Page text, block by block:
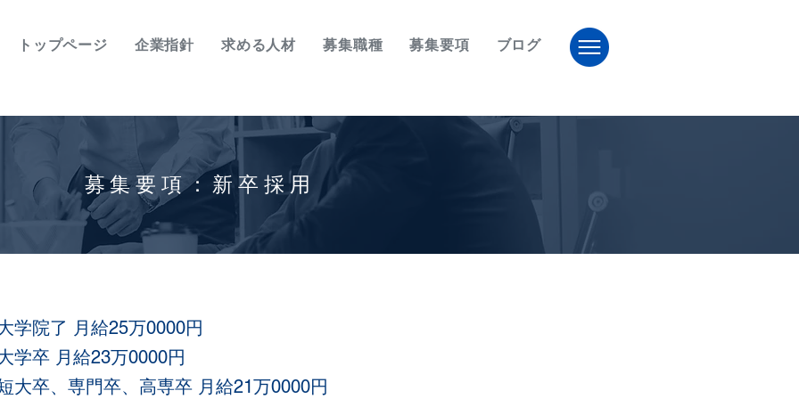
トップページ 企業指針 求める人材 募集職種 募集要項 ブログ
​募集要項：新卒採用
学院了 月給25万0000円
学卒 月給23万0000円
大卒、専門卒、高専卒 月給21万0000円